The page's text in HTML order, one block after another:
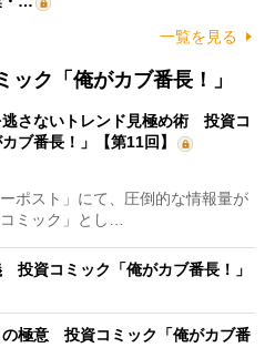
一覧を見る
ク「俺がカブ番長！」
逃さないトレンド見極め術 投資コ
ブ番長！」【第11回】
ポスト」にて、圧倒的な情報量が
ミック」とし…
投資コミック「俺がカブ番長！」
極意 投資コミック「俺がカブ番